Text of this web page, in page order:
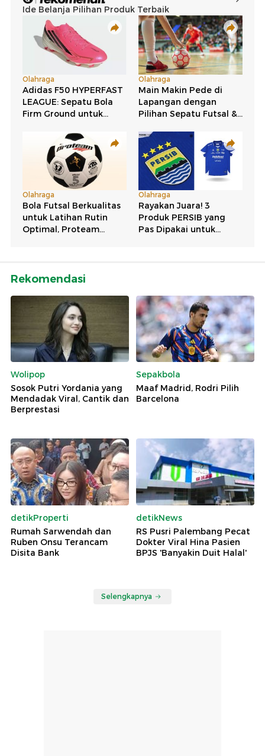
Rekomendasi
Wolipop
Sosok Putri Yordania yang
Mendadak Viral, Cantik dan
Berprestasi
Sepakbola
Maaf Madrid, Rodri Pilih
Barcelona
detikProperti
Rumah Sarwendah dan
Ruben Onsu Terancam
Disita Bank
detikNews
RS Pusri Palembang Pecat
Dokter Viral Hina Pasien
BPJS 'Banyakin Duit Halal'
Selengkapnya